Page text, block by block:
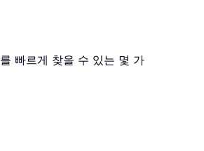
빠르게 찾을 수 있는 몇 가